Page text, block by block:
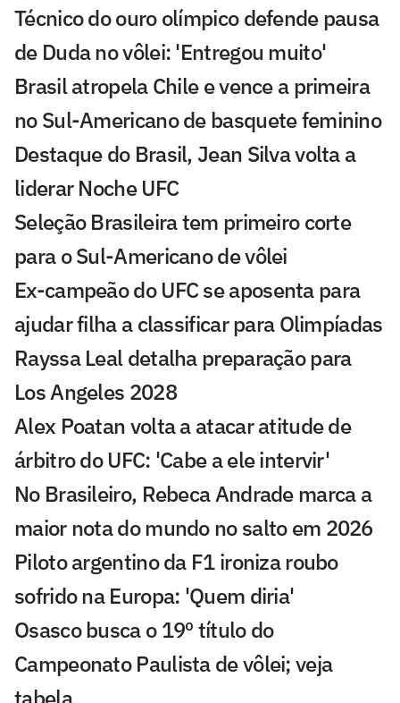
Técnico do ouro olímpico defende pausa
de Duda no vôlei: 'Entregou muito'
Brasil atropela Chile e vence a primeira
no Sul-Americano de basquete feminino
Destaque do Brasil, Jean Silva volta a
liderar Noche UFC
Seleção Brasileira tem primeiro corte
para o Sul-Americano de vôlei
Ex-campeão do UFC se aposenta para
ajudar filha a classificar para Olimpíadas
Rayssa Leal detalha preparação para
Los Angeles 2028
Alex Poatan volta a atacar atitude de
árbitro do UFC: 'Cabe a ele intervir'
No Brasileiro, Rebeca Andrade marca a
maior nota do mundo no salto em 2026
Piloto argentino da F1 ironiza roubo
sofrido na Europa: 'Quem diria'
Osasco busca o 19º título do
Campeonato Paulista de vôlei; veja